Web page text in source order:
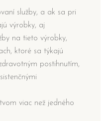
služby, a ak sa pri
výrobky, aj
na tieto výrobky,
ktoré sa týkajú
postihnutím,
viac než jedného